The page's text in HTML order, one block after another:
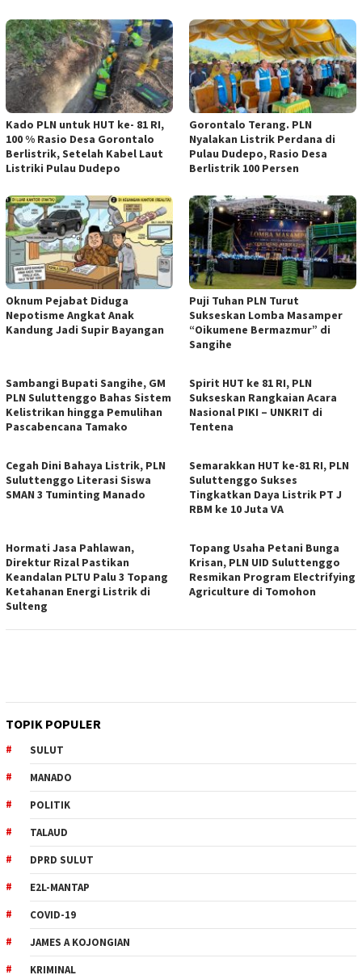
Kado PLN untuk HUT ke- 81 RI,
100 % Rasio Desa Gorontalo
Berlistrik, Setelah Kabel Laut
Listriki Pulau Dudepo
Gorontalo Terang. PLN
Nyalakan Listrik Perdana di
Pulau Dudepo, Rasio Desa
Berlistrik 100 Persen
Oknum Pejabat Diduga
Nepotisme Angkat Anak
Kandung Jadi Supir Bayangan
Puji Tuhan PLN Turut
Sukseskan Lomba Masamper
“Oikumene Bermazmur” di
Sangihe
Sambangi Bupati Sangihe, GM
PLN Suluttenggo Bahas Sistem
Kelistrikan hingga Pemulihan
Pascabencana Tamako
Spirit HUT ke 81 RI, PLN
Sukseskan Rangkaian Acara
Nasional PIKI – UNKRIT di
Tentena
Cegah Dini Bahaya Listrik, PLN
Suluttenggo Literasi Siswa
SMAN 3 Tuminting Manado
Semarakkan HUT ke-81 RI, PLN
Suluttenggo Sukses
Tingkatkan Daya Listrik PT J
RBM ke 10 Juta VA
Hormati Jasa Pahlawan,
Direktur Rizal Pastikan
Keandalan PLTU Palu 3 Topang
Ketahanan Energi Listrik di
Sulteng
Topang Usaha Petani Bunga
Krisan, PLN UID Suluttenggo
Resmikan Program Electrifying
Agriculture di Tomohon
TOPIK POPULER
SULUT
MANADO
POLITIK
TALAUD
DPRD SULUT
E2L-MANTAP
COVID-19
JAMES A KOJONGIAN
KRIMINAL